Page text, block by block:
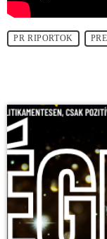
PR RIPORTOK